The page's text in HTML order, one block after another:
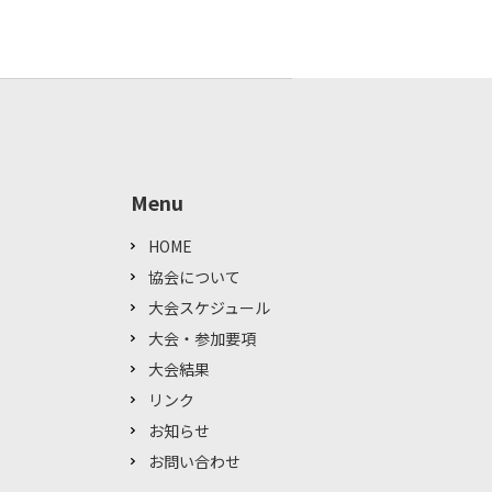
Menu
HOME
協会について
大会スケジュール
大会・参加要項
大会結果
リンク
お知らせ
お問い合わせ